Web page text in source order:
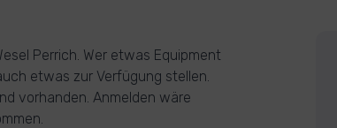
Perrich. Wer etwas Equipment
etwas zur Verfügung stellen.
vorhanden. Anmelden wäre